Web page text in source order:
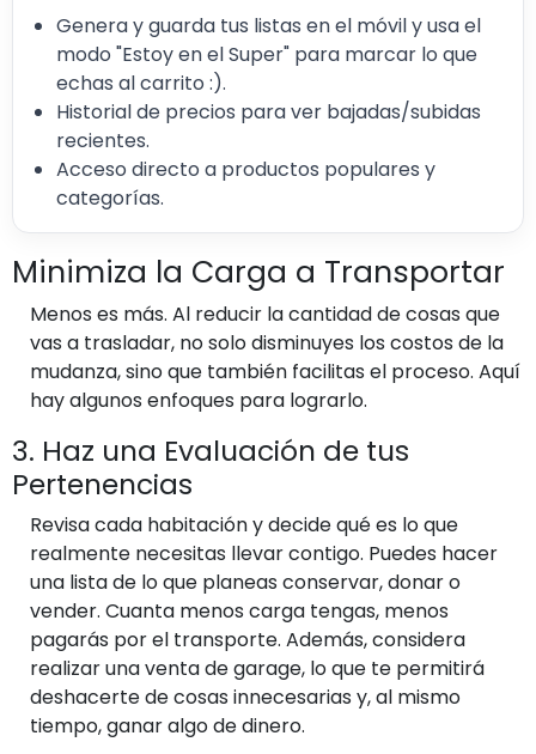
Genera y guarda tus listas en el móvil y usa el
modo "Estoy en el Super" para marcar lo que
echas al carrito :).
Historial de precios para ver bajadas/subidas
recientes.
Acceso directo a productos populares y
categorías.
Minimiza la Carga a Transportar
Menos es más. Al reducir la cantidad de cosas que
vas a trasladar, no solo disminuyes los costos de la
mudanza, sino que también facilitas el proceso. Aquí
hay algunos enfoques para lograrlo.
3. Haz una Evaluación de tus
Pertenencias
Revisa cada habitación y decide qué es lo que
realmente necesitas llevar contigo. Puedes hacer
una lista de lo que planeas conservar, donar o
vender. Cuanta menos carga tengas, menos
pagarás por el transporte. Además, considera
realizar una venta de garage, lo que te permitirá
deshacerte de cosas innecesarias y, al mismo
tiempo, ganar algo de dinero.